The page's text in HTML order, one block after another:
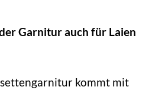
Garnitur auch für Laien
kommt mit